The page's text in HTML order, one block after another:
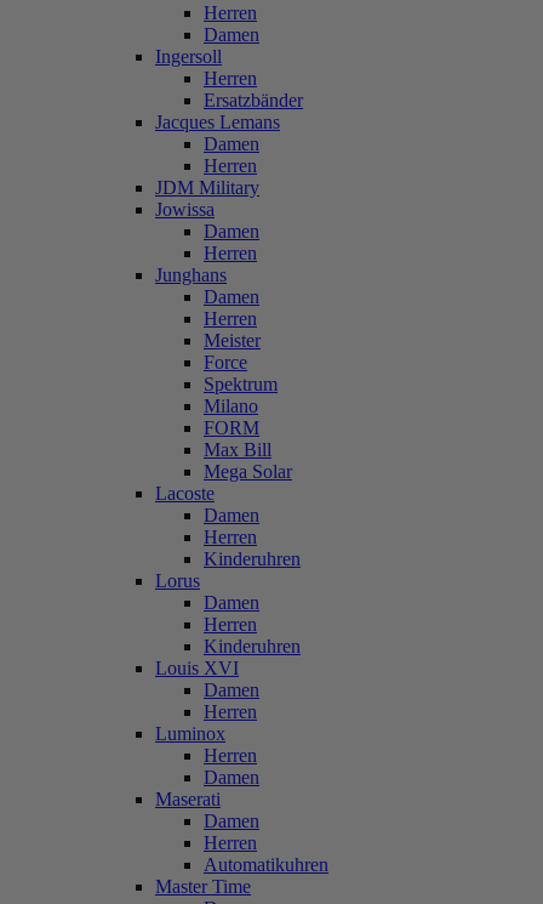
Herren
Damen
Ingersoll
Herren
Ersatzbänder
Jacques Lemans
Damen
Herren
JDM Military
Jowissa
Damen
Herren
Junghans
Damen
Herren
Meister
Force
Spektrum
Milano
FORM
Max Bill
Mega Solar
Lacoste
Damen
Herren
Kinderuhren
Lorus
Damen
Herren
Kinderuhren
Louis XVI
Damen
Herren
Luminox
Herren
Damen
Maserati
Damen
Herren
Automatikuhren
Master Time